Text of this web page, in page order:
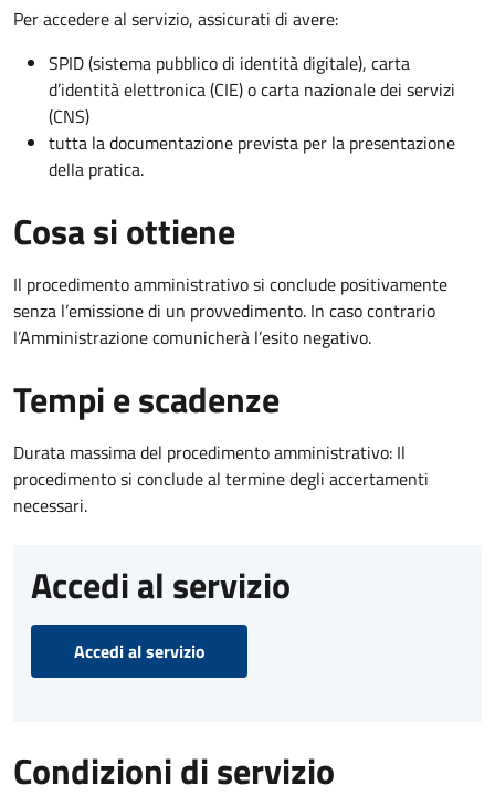
Per accedere al servizio, assicurati di avere:
SPID (sistema pubblico di identità digitale), carta
d’identità elettronica (CIE) o carta nazionale dei servizi
(CNS)
tutta la documentazione prevista per la presentazione
della pratica.
Cosa si ottiene
Il procedimento amministrativo si conclude positivamente
senza l’emissione di un provvedimento. In caso contrario
l’Amministrazione comunicherà l’esito negativo.
Tempi e scadenze
Durata massima del procedimento amministrativo: Il
procedimento si conclude al termine degli accertamenti
necessari.
Accedi al servizio
Accedi al servizio
Condizioni di servizio